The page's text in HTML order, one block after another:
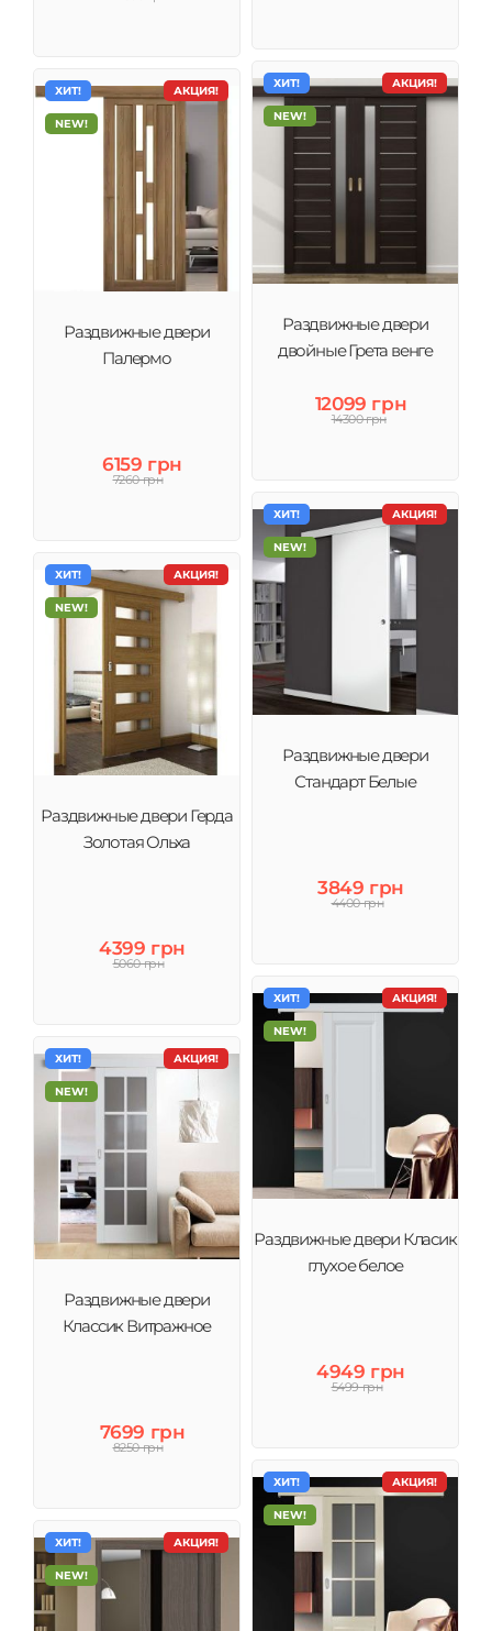
АКЦИЯ!
ХИТ!
NEW!
Раздвижные двери
двойные Грета венге
12099 грн
14300 грн
АКЦИЯ!
ХИТ!
NEW!
Раздвижные двери
Палермо
6159 грн
7260 грн
АКЦИЯ!
ХИТ!
NEW!
Раздвижные двери
Стандарт Белые
3849 грн
4400 грн
АКЦИЯ!
ХИТ!
NEW!
Раздвижные двери Герда
Золотая Ольха
4399 грн
5060 грн
АКЦИЯ!
ХИТ!
NEW!
Раздвижные двери Класик
глухое белое
4949 грн
5499 грн
АКЦИЯ!
ХИТ!
NEW!
Раздвижные двери
Классик Витражное
7699 грн
8250 грн
АКЦИЯ!
ХИТ!
NEW!
АКЦИЯ!
ХИТ!
NEW!